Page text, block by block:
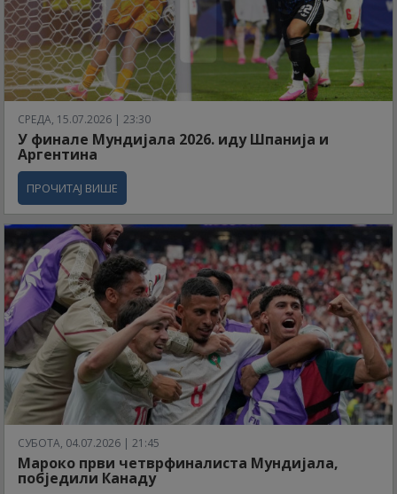
СРЕДА, 15.07.2026 | 23:30
У финале Мундијала 2026. иду Шпанија и
Аргентина
ПРОЧИТАЈ ВИШЕ
СУБОТА, 04.07.2026 | 21:45
Мароко први четврфиналиста Мундијала,
побједили Канаду